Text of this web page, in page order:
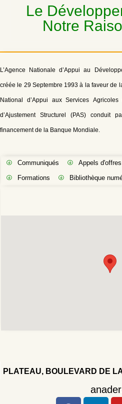
Le
Notre
L’Agence Nationale d’Appui au
créée le 29 Septembre 1993 à la faveur de
National d’Appui aux Services
d’Ajustement Structurel (PAS) conduit
financement de la Banque Mondiale.
Communiqués Appels d'offres
Formations
Bibliothèque
PLATEAU, BOULEVARD DE